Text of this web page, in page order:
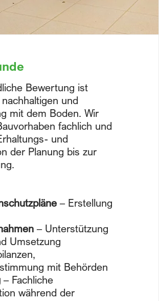
Bewertung ist
und
mit dem Boden. Wir
fachlich und
und
der Planung bis zur
– Erstellung
– Unterstützung
Umsetzung
mit Behörden
– Fachliche
während der